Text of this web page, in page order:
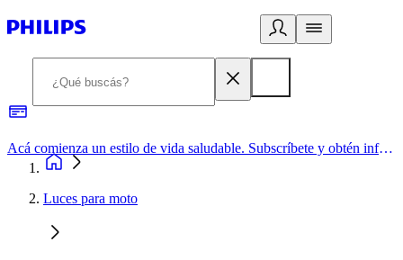
Acá comienza un estilo de vida saludable. Subscríbete y obtén información de primera mano
Luces para moto